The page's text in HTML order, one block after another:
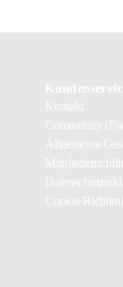
Kontakt
Community
Allgemeine
Cookie